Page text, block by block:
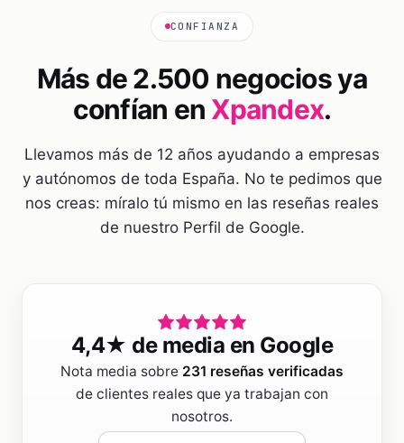
CONFIANZA
Más de 2.500 negocios ya
confían en Xpandex.
Llevamos más de 12 años ayudando a empresas
y autónomos de toda España. No te pedimos que
nos creas: míralo tú mismo en las reseñas reales
de nuestro Perfil de Google.
4,4★ de media en Google
Nota media sobre 231 reseñas verificadas
de clientes reales que ya trabajan con
nosotros.